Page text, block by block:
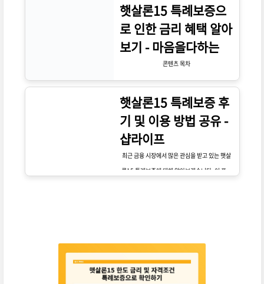
햇살론15 특례보증으
로 인한 금리 혜택 알아
보기 - 마음을다하는
콘텐츠 목차
햇살론15 특례보증 후
기 및 이용 방법 공유 -
샵라이프
최근 금융 시장에서 많은 관심을 받고 있는 햇살
론15 특례보증에 대해 알아보겠습니다. 이 프로
의 특징과 이용 방법, 그리고 실제 이용 후기까지
상세히 설명드리겠습니다.